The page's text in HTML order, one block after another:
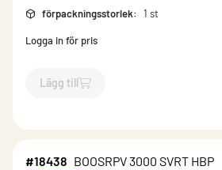
förpackningsstorlek: 1 st
Logga in för pris
Lägg till
`$Lägg till
#18438 BOOSRPV 3000 SVRT HBP